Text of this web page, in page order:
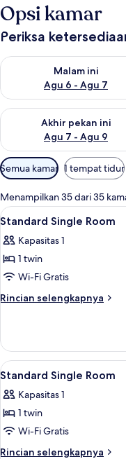
Opsi kamar
Periksa
Malam ini
Agu 6 - Agu 7
Periksa ketersediaan
Akhir pekan ini
Agu 7 - Agu 9
Periksa ketersediaan
Filter
tersedia
untuk
kamar
Semua kamar 1 tempat tidur
Menampilkan 35 dari 35
Lihat
semua
foto
untuk
Standard
Single
1
Standard Single Room
Kapasitas 1
1 twin
Wi-Fi Gratis
Rincian selengkapnya
Rincian
Standard
Single
Room
Lihat
semua
foto
untuk
Standard
Single
1
Standard Single Room
Kapasitas 1
1 twin
Wi-Fi Gratis
Rincian selengkapnya
Rincian